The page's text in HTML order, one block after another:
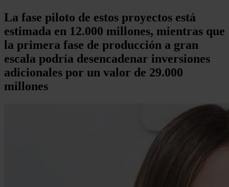
La fase piloto de estos proyectos está
estimada en 12.000 millones, mientras que
la primera fase de producción a gran
escala podría desencadenar inversiones
adicionales por un valor de 29.000
millones